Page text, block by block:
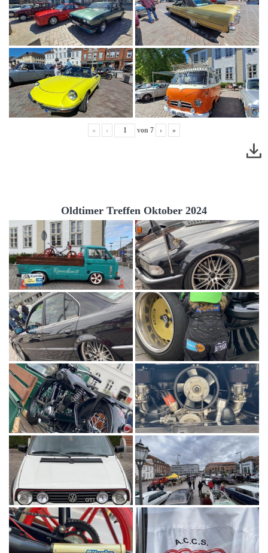
« ‹ von 7 › »
Oldtimer Treffen Oktober 2024